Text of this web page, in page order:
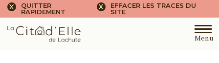
X
QUITTER
RAPIDEMENT
X
EFFACER LES TRACES DU
SITE
Menu